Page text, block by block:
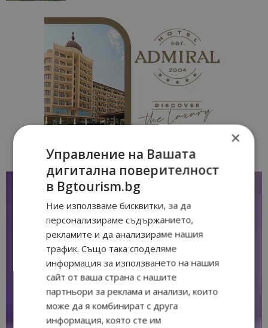
×
Управление на Вашата
дигитална поверителност
в Bgtourism.bg
Ние използваме бисквитки, за да
персонализираме съдържанието,
рекламите и да анализираме нашия
трафик. Също така споделяме
информация за използването на нашия
сайт от ваша страна с нашите
партньори за реклама и анализи, които
може да я комбинират с друга
информация, която сте им